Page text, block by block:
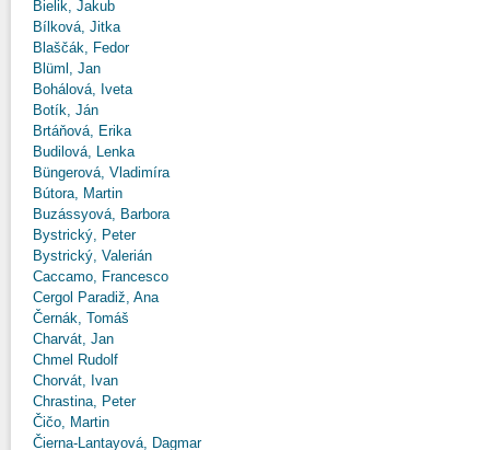
Bielik, Jakub
Bílková, Jitka
Blaščák, Fedor
Blüml, Jan
Bohálová, Iveta
Botík, Ján
Brtáňová, Erika
Budilová, Lenka
Büngerová, Vladimíra
Bútora, Martin
Buzássyová, Barbora
Bystrický, Peter
Bystrický, Valerián
Caccamo, Francesco
Cergol Paradiž, Ana
Černák, Tomáš
Charvát, Jan
Chmel Rudolf
Chorvát, Ivan
Chrastina, Peter
Čičo, Martin
Čierna-Lantayová, Dagmar